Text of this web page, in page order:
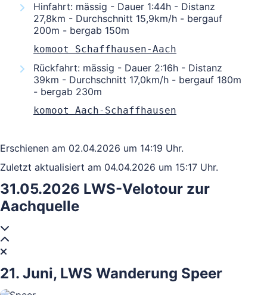
Hinfahrt: mässig - Dauer 1:44h - Distanz
27,8km - Durchschnitt 15,9km/h - bergauf
200m - bergab 150m
komoot Schaffhausen-Aach
Rückfahrt: mässig - Dauer 2:16h - Distanz
39km - Durchschnitt 17,0km/h - bergauf 180m
- bergab 230m
komoot Aach-Schaffhausen
Erschienen am 02.04.2026 um 14:19 Uhr.
Zuletzt aktualisiert am 04.04.2026 um 15:17 Uhr.
31.05.2026 LWS-Velotour zur
Aachquelle
21. Juni, LWS Wanderung Speer